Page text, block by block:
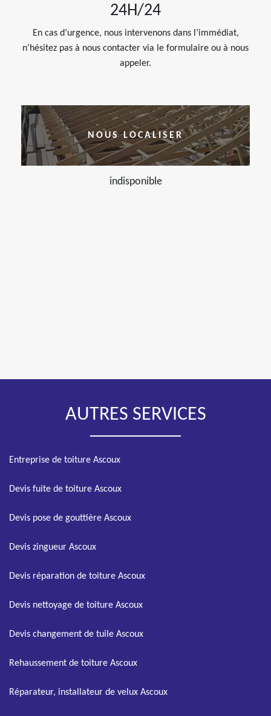
24H/24
En cas d’urgence, nous intervenons dans l’immédiat,
n’hésitez pas à nous contacter via le formulaire ou à nous
appeler.
NOUS LOCALISER
indisponible
AUTRES SERVICES
Entreprise de toiture Ascoux
Devis fuite de toiture Ascoux
Devis pose de gouttière Ascoux
Devis zingueur Ascoux
Devis réparation de toiture Ascoux
Devis nettoyage de toiture Ascoux
Devis changement de tuile Ascoux
Rehaussement de toiture Ascoux
Réparateur, installateur de velux Ascoux